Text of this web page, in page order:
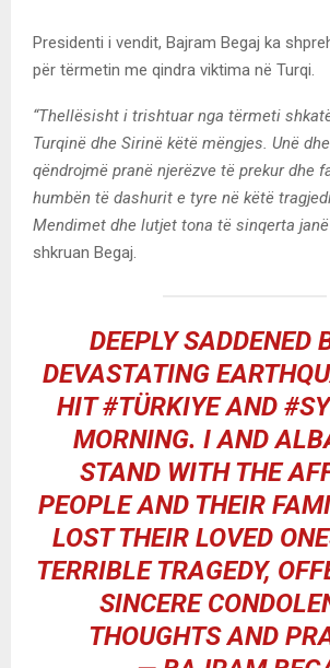
Presidenti i vendit, Bajram Begaj ka
për tërmetin me qindra viktima në Turqi.
“Thellësisht i trishtuar nga tërmeti
Turqinë dhe Sirinë këtë mëngjes. Unë
qëndrojmë pranë njerëzve të prekur dhe
humbën të dashurit e tyre në këtë
Mendimet dhe lutjet tona të sinqerta
shkruan Begaj.
DEEPLY SADDENED
DEVASTATING
HIT#TÜRKIYEAND
MORNING. I AND
STAND WITH THE
PEOPLE AND THEIR
LOST THEIR LOVED
TERRIBLE TRAGEDY,
SINCERE
THOUGHTS AND